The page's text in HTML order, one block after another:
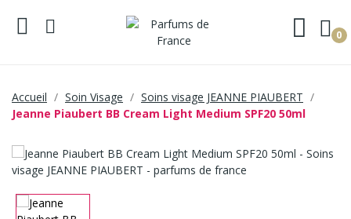
0
Accueil Soin Visage
Soins visage JEANNE PIAUBERT
Jeanne Piaubert BB Cream Light Medium SPF20 50ml